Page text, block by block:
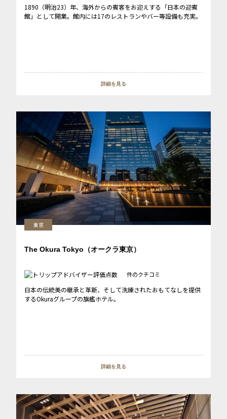
1890（明治23）年、海外からの賓客をお迎えする「日本の迎賓
館」として開業。館内には17のレストランやバー等設備も充実。
詳細を見る
東京
The Okura Tokyo（オークラ東京）
件のクチコミ
日本の伝統美の継承と革新、そして洗練されたおもてなしを提供
するOkuraグループの旗艦ホテル。
詳細を見る